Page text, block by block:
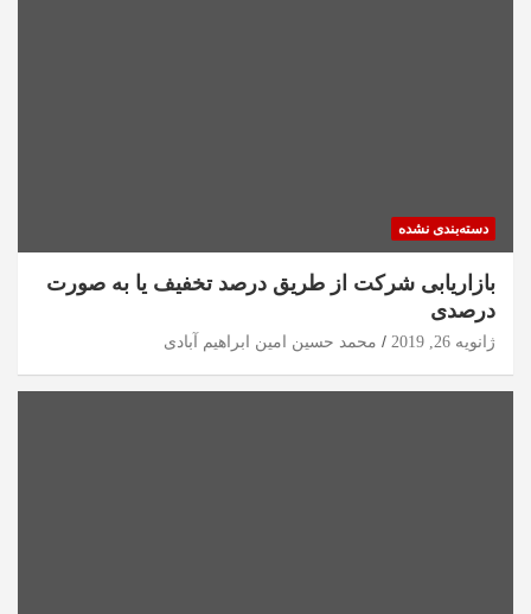
دسته‌بندی نشده
بازاریابی شرکت از طریق درصد تخفیف یا به صورت
درصدی
ژانویه 26, 2019 محمد حسین امین ابراهیم آبادی